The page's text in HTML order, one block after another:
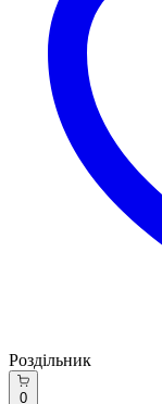
Роздільник
0